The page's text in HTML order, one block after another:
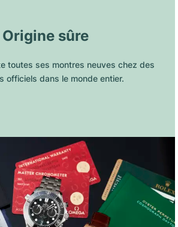
Origine sûre
toutes ses montres neuves chez des
officiels dans le monde entier.